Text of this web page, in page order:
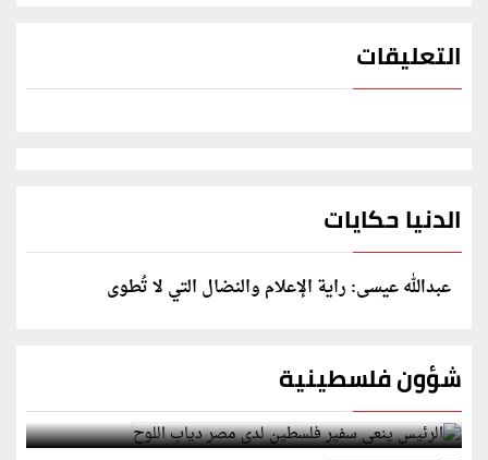
التعليقات
الدنيا حكايات
عبدالله عيسى: راية الإعلام والنضال التي لا تُطوى
شؤون فلسطينية
الرئيس ينعى سفير فلسطين لدى مصر دياب اللوح